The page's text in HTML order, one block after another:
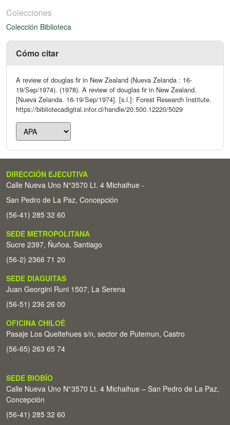
Colecciones
Colección Biblioteca
Cómo citar
A review of douglas fir in New Zealand (Nueva Zelanda : 16-
19/Sep/1974). (1978). A review of douglas fir in New Zealand.
[Nueva Zelanda. 16-19/Sep/1974]. [s.l.]: Forest Research Institute.
https://bibliotecadigital.infor.cl/handle/20.500.12220/5029
DIRECCIÓN EJECUTIVA
Calle Nueva Uno N°3570 Lt. 4 Michaihue -
San Pedro de La Paz, Concepción
(56-41) 285 32 60
SEDE METROPOLITANA
Sucre 2397, Ñuñoa, Santiago
(56-2) 2366 71 20
SEDE DIAGUITAS
Juan Georgini Runi 1507, La Serena
(56-51) 236 26 00
OFICINA CHILOÉ
Pasaje Los Queltehues s/n, sector de Putemun, Castro
(56-65) 263 65 74
SEDE BIOBÍO
Calle Nueva Uno N°3570 Lt. 4 Michaihue – San Pedro de La Paz,
Concepción
(56-41) 285 32 60